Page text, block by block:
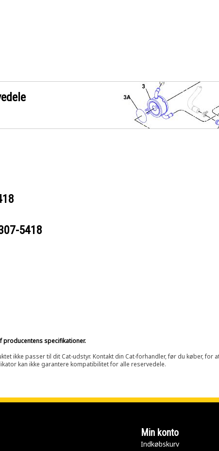
5418
producentens specifikationer.
ikke passer til dit Cat-udstyr. Kontakt din Cat-forhandler, før du køber, for
kan ikke garantere kompatibilitet for alle reservedele.
Min konto
Indkøbskurv